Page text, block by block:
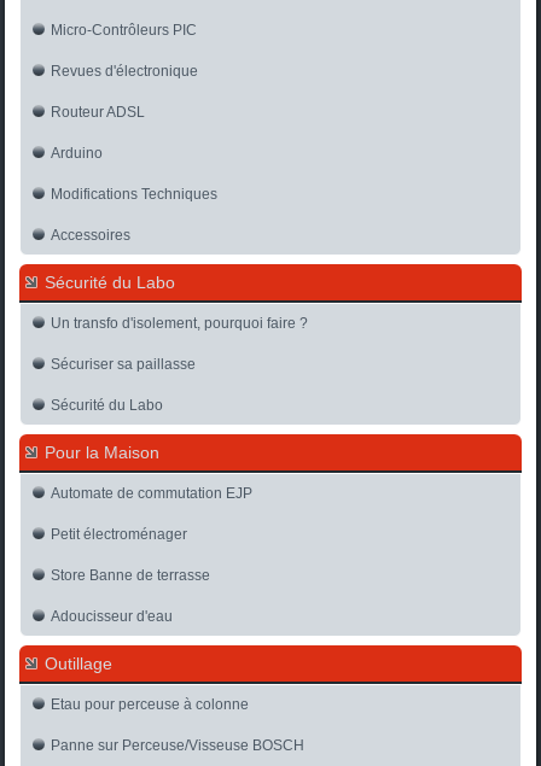
Micro-Contrôleurs PIC
Revues d'électronique
Routeur ADSL
Arduino
Modifications Techniques
Accessoires
Sécurité du Labo
Un transfo d'isolement, pourquoi faire ?
Sécuriser sa paillasse
Sécurité du Labo
Pour la Maison
Automate de commutation EJP
Petit électroménager
Store Banne de terrasse
Adoucisseur d'eau
Outillage
Etau pour perceuse à colonne
Panne sur Perceuse/Visseuse BOSCH